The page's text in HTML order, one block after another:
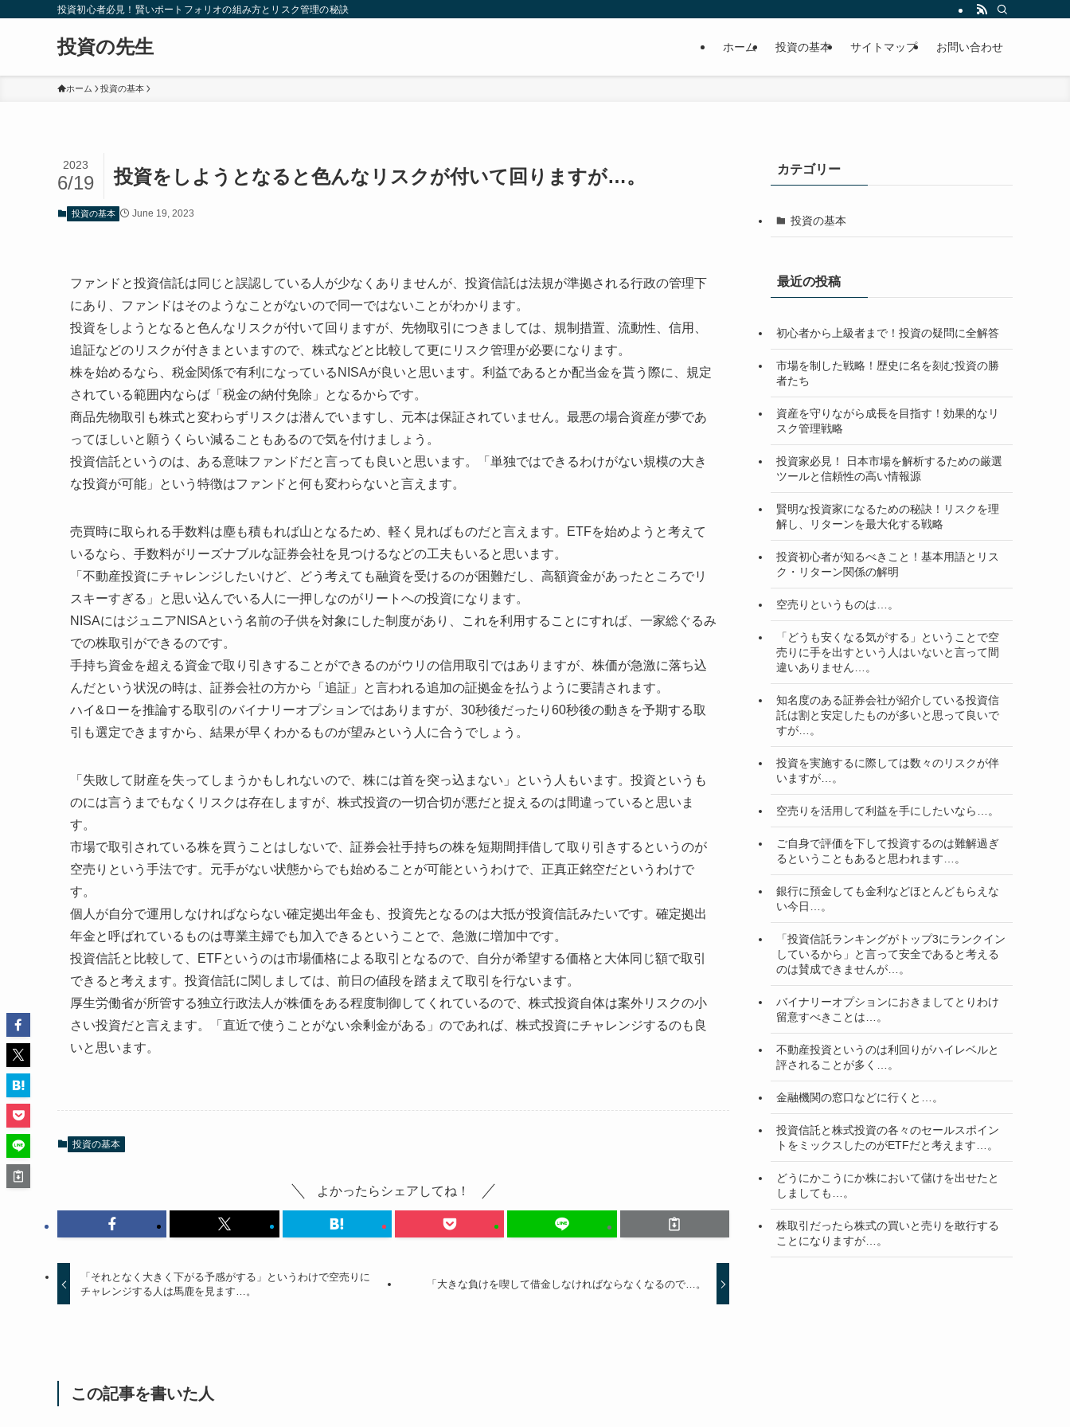
投資初心者必見！賢いポートフォリオの組み方とリスク管理の秘訣
投資の先生 ホーム 投資の基本 サイトマップ お問い合わせ
ホーム 投資の基本
投資をしようとなると色んなリスクが付いて回りますが…。
2023
6/19
投資の基本 June 19, 2023
ファンドと投資信託は同じと誤認している人が少なくありませんが、投資信託は法規が準拠される行政の管理下
にあり、ファンドはそのようなことがないので同一ではないことがわかります。
投資をしようとなると色んなリスクが付いて回りますが、先物取引につきましては、規制措置、流動性、信用、
追証などのリスクが付きまといますので、株式などと比較して更にリスク管理が必要になります。
株を始めるなら、税金関係で有利になっているNISAが良いと思います。利益であるとか配当金を貰う際に、規定
されている範囲内ならば「税金の納付免除」となるからです。
商品先物取引も株式と変わらずリスクは潜んでいますし、元本は保証されていません。最悪の場合資産が夢であ
ってほしいと願うくらい減ることもあるので気を付けましょう。
投資信託というのは、ある意味ファンドだと言っても良いと思います。「単独ではできるわけがない規模の大き
な投資が可能」という特徴はファンドと何も変わらないと言えます。
売買時に取られる手数料は塵も積もれば山となるため、軽く見ればものだと言えます。ETFを始めようと考えて
いるなら、手数料がリーズナブルな証券会社を見つけるなどの工夫もいると思います。
「不動産投資にチャレンジしたいけど、どう考えても融資を受けるのが困難だし、高額資金があったところでリ
スキーすぎる」と思い込んでいる人に一押しなのがリートへの投資になります。
NISAにはジュニアNISAという名前の子供を対象にした制度があり、これを利用することにすれば、一家総ぐるみ
での株取引ができるのです。
手持ち資金を超える資金で取り引きすることができるのがウリの信用取引ではありますが、株価が急激に落ち込
んだという状況の時は、証券会社の方から「追証」と言われる追加の証拠金を払うように要請されます。
ハイ&ローを推論する取引のバイナリーオプションではありますが、30秒後だったり60秒後の動きを予期する取
引も選定できますから、結果が早くわかるものが望みという人に合うでしょう。
「失敗して財産を失ってしまうかもしれないので、株には首を突っ込まない」という人もいます。投資というも
のには言うまでもなくリスクは存在しますが、株式投資の一切合切が悪だと捉えるのは間違っていると思いま
す。
市場で取引されている株を買うことはしないで、証券会社手持ちの株を短期間拝借して取り引きするというのが
空売りという手法です。元手がない状態からでも始めることが可能というわけで、正真正銘空だというわけで
す。
個人が自分で運用しなければならない確定拠出年金も、投資先となるのは大抵が投資信託みたいです。確定拠出
年金と呼ばれているものは専業主婦でも加入できるということで、急激に増加中です。
投資信託と比較して、ETFというのは市場価格による取引となるので、自分が希望する価格と大体同じ額で取引
できると考えます。投資信託に関しましては、前日の値段を踏まえて取引を行ないます。
厚生労働省が所管する独立行政法人が株価をある程度制御してくれているので、株式投資自体は案外リスクの小
さい投資だと言えます。「直近で使うことがない余剰金がある」のであれば、株式投資にチャレンジするのも良
いと思います。
投資の基本
よかったらシェアしてね！
「それとなく大きく下がる予感がする」というわけで空売りに
チャレンジする人は馬鹿を見ます…。
「大きな負けを喫して借金しなければならなくなるので…。
この記事を書いた人
カテゴリー
投資の基本
最近の投稿
初心者から上級者まで！投資の疑問に全解答
市場を制した戦略！歴史に名を刻む投資の勝
者たち
資産を守りながら成長を目指す！効果的なリ
スク管理戦略
投資家必見！ 日本市場を解析するための厳選
ツールと信頼性の高い情報源
賢明な投資家になるための秘訣！リスクを理
解し、リターンを最大化する戦略
投資初心者が知るべきこと！基本用語とリス
ク・リターン関係の解明
空売りというものは…。
「どうも安くなる気がする」ということで空
売りに手を出すという人はいないと言って間
違いありません…。
知名度のある証券会社が紹介している投資信
託は割と安定したものが多いと思って良いで
すが…。
投資を実施するに際しては数々のリスクが伴
いますが…。
空売りを活用して利益を手にしたいなら…。
ご自身で評価を下して投資するのは難解過ぎ
るということもあると思われます…。
銀行に預金しても金利などほとんどもらえな
い今日…。
「投資信託ランキングがトップ3にランクイン
しているから」と言って安全であると考える
のは賛成できませんが…。
バイナリーオプションにおきましてとりわけ
留意すべきことは…。
不動産投資というのは利回りがハイレベルと
評されることが多く…。
金融機関の窓口などに行くと…。
投資信託と株式投資の各々のセールスポイン
トをミックスしたのがETFだと考えます…。
どうにかこうにか株において儲けを出せたと
しましても…。
株取引だったら株式の買いと売りを敢行する
ことになりますが…。